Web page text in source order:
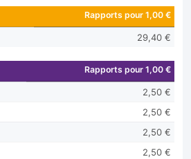
Rapports pour 1,00 €
29,40 €
Rapports pour 1,00 €
2,50 €
2,50 €
2,50 €
2,50 €